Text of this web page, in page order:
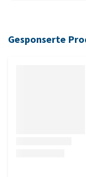
Gesponserte